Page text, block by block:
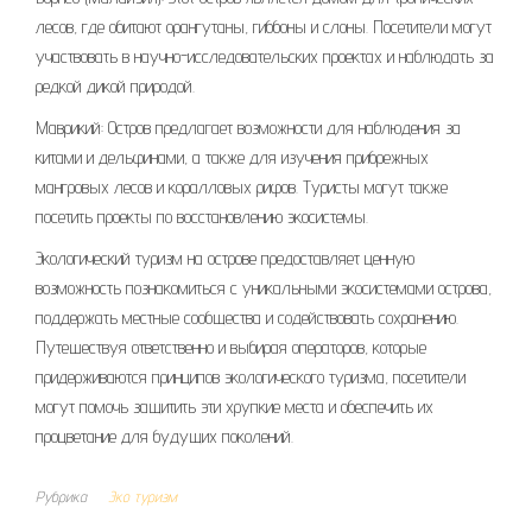
лесов, где обитают орангутаны, гиббоны и слоны. Посетители могут
участвовать в научно-исследовательских проектах и наблюдать за
редкой дикой природой.
Маврикий: Остров предлагает возможности для наблюдения за
китами и дельфинами, а также для изучения прибрежных
мангровых лесов и коралловых рифов. Туристы могут также
посетить проекты по восстановлению экосистемы.
Экологический туризм на острове предоставляет ценную
возможность познакомиться с уникальными экосистемами острова,
поддержать местные сообщества и содействовать сохранению.
Путешествуя ответственно и выбирая операторов, которые
придерживаются принципов экологического туризма, посетители
могут помочь защитить эти хрупкие места и обеспечить их
процветание для будущих поколений.
Рубрика Эко туризм